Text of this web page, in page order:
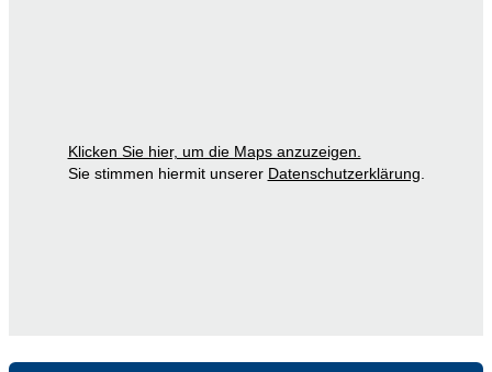
Klicken Sie hier, um die Maps anzuzeigen.
Sie stimmen hiermit unserer Datenschutzerklärung